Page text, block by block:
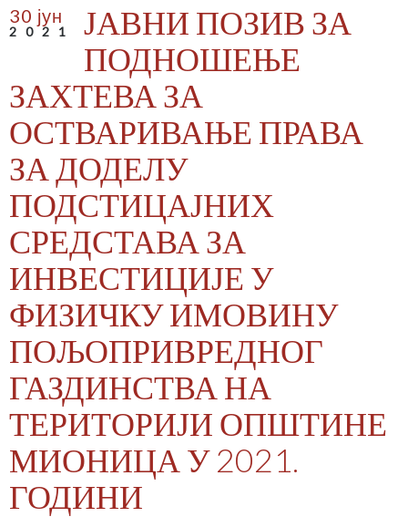
30 јун
2021
ЈАВНИ ПОЗИВ ЗА
ПОДНОШЕЊЕ
ЗАХТЕВА ЗА
ОСТВАРИВАЊЕ ПРАВА
ЗА ДОДЕЛУ
ПОДСТИЦАЈНИХ
СРЕДСТАВА ЗА
ИНВЕСТИЦИЈЕ У
ФИЗИЧКУ ИМОВИНУ
ПОЉОПРИВРЕДНОГ
ГАЗДИНСТВА НА
ТЕРИТОРИЈИ ОПШТИНЕ
МИОНИЦА У 2021.
ГОДИНИ